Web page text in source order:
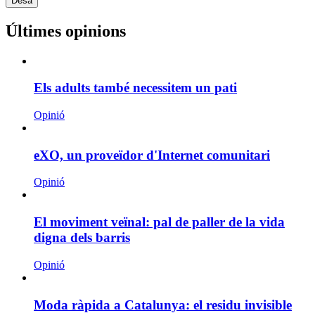
Últimes opinions
Els adults també necessitem un pati
Opinió
eXO, un proveïdor d'Internet comunitari
Opinió
El moviment veïnal: pal de paller de la vida
digna dels barris
Opinió
Moda ràpida a Catalunya: el residu invisible